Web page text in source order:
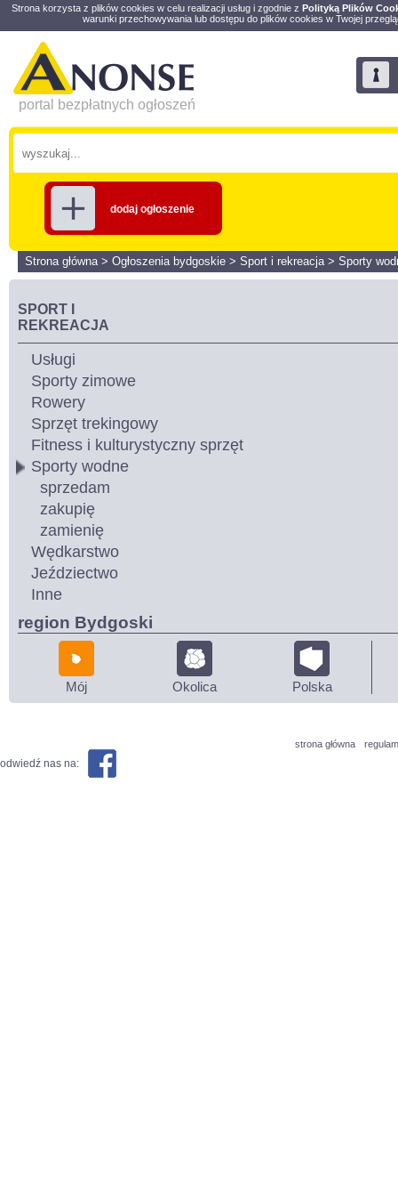
Strona korzysta z plików cookies w celu realizacji usług i zgodnie z Polityką Plików
warunki przechowywania lub dostępu do plików cookies w Twojej
portal bezpłatnych ogłoszeń
dodaj ogłoszenie
Strona główna> Ogłoszenia bydgoskie > Sport i rekreacja> Sporty
SPORT I
REKREACJA
Usługi
Sporty zimowe
Rowery
Sprzęt trekingowy
Fitness i kulturystyczny sprzęt
Sporty wodne
sprzedam
zakupię
zamienię
Wędkarstwo
Jeździectwo
Inne
region Bydgoski
Mój Okolica Polska
strona główna
odwiedź nas na: